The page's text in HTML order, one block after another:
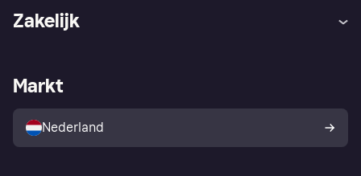
Winkeloverzicht
Kopersbescherming voor
consumenten
Zakelijk
Zakelijke login
Markt
Nederland